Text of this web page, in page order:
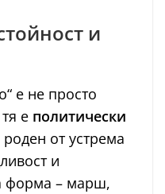
и
е не просто
е политически
роден от устрема
и
форма – марш,